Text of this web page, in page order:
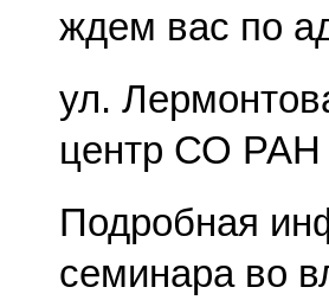
ждем вас по
ул.
центр СО РАН
Подробная
семинара во